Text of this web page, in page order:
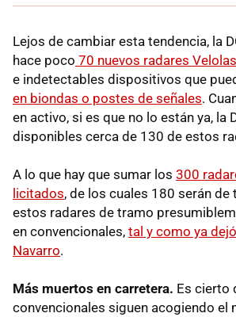
Lejos de cambiar esta tendencia, la
hace poco 70 nuevos radares
e indetectables dispositivos que
en biondas o postes de señales.
en activo, si es que no lo están ya, la
disponibles cerca de 130 de estos
A lo que hay que sumar los 300
licitados, de los cuales 180 serán de
estos radares de tramo
en convencionales, tal y como ya
Navarro.
Más muertos en carretera. Es cierto
convencionales siguen acogiendo el